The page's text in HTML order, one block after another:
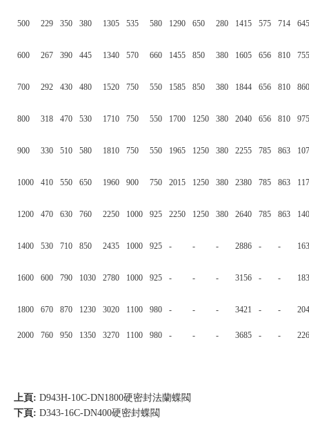
500 229 350 380 1305 535 580 1290 650 280 1415 575 714 645
600 267 390 445 1340 570 660 1455 850 380 1605 656 810 755
700 292 430 480 1520 750 550 1585 850 380 1844 656 810 860
800 318 470 530 1710 750 550 1700 1250 380 2040 656 810 975
900 330 510 580 1810 750 550 1965 1250 380 2255 785 863
1000 410 550 650 1960 900 750 2015 1250 380 2380 785 863
1200 470 630 760 2250 1000 925 2250 1250 380 2640 785 863
1400 530 710 850 2435 1000 925 - - - 2886 - -
1600 600 790 1030 2780 1000 925 - - - 3156 - -
1800 670 870 1230 3020 1100 980 - - - 3421 - -
2000 760 950 1350 3270 1100 980 - - - 3685 - -
上頁: D943H-10C-DN1800硬密封法蘭蝶閥
下頁: D343-16C-DN400硬密封蝶閥